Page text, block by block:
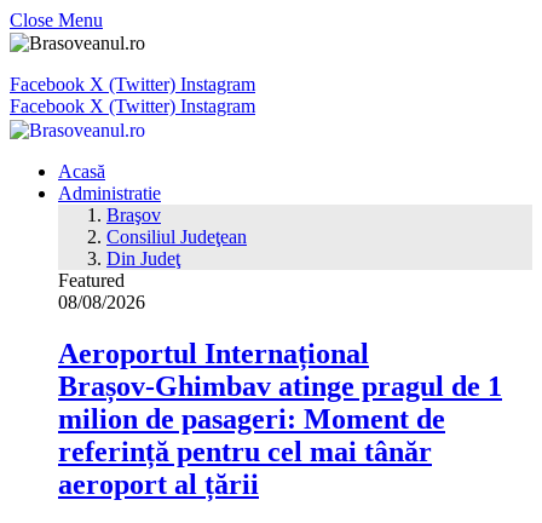
Close Menu
Facebook X (Twitter) Instagram
Facebook X (Twitter) Instagram
Acasă
Administratie
Braşov
Consiliul Judeţean
Din Judeţ
Featured
08/08/2026
Aeroportul Internațional
Brașov‑Ghimbav atinge pragul de 1
milion de pasageri: Moment de
referință pentru cel mai tânăr
aeroport al țării